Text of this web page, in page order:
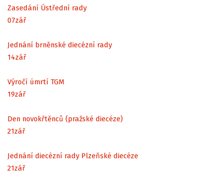
Zasedání Ústřední rady
07zář
Jednání brněnské diecézní rady
14zář
Výročí úmrtí TGM
19zář
Den novokřtěnců (pražské diecéze)
21zář
Jednání diecézní rady Plzeňské diecéze
21zář